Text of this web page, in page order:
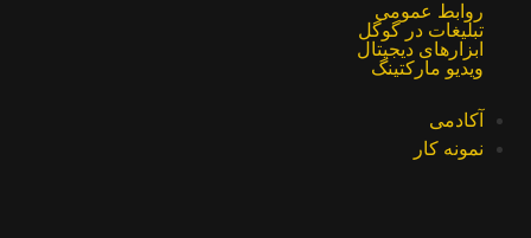
روابط عمومی
تبلیغات در گوگل
ابزارهای دیجیتال
ویدیو مارکتینگ
آکادمی
نمونه کار